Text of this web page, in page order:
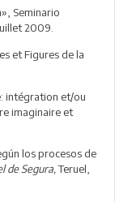
Seminario
2009.
et Figures de la
intégration et/ou
imaginaire et
los procesos de
de Segura,Teruel,